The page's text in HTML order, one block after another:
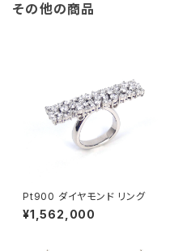
その他の商品
Pt900 ダイヤモンド リング
¥1,562,000